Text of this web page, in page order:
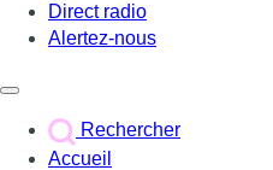
Direct radio
Alertez-nous
Rechercher
Accueil